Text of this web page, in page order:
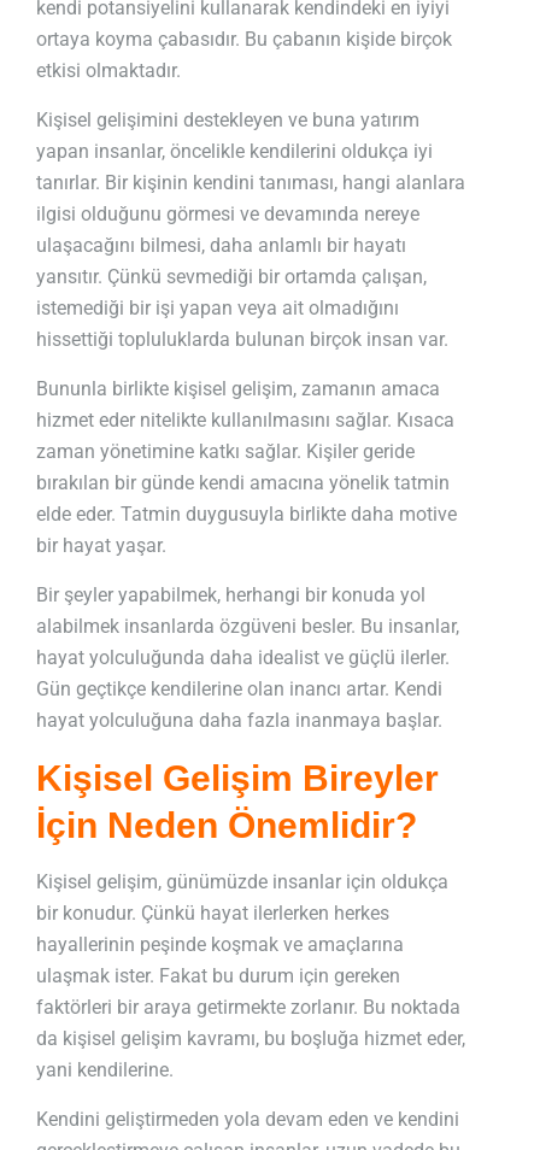
kendi potansiyelini kullanarak kendindeki en iyiyi
ortaya koyma çabasıdır. Bu çabanın kişide birçok
etkisi olmaktadır.
Kişisel gelişimini destekleyen ve buna yatırım
yapan insanlar, öncelikle kendilerini oldukça iyi
tanırlar. Bir kişinin kendini tanıması, hangi alanlara
ilgisi olduğunu görmesi ve devamında nereye
ulaşacağını bilmesi, daha anlamlı bir hayatı
yansıtır. Çünkü sevmediği bir ortamda çalışan,
istemediği bir işi yapan veya ait olmadığını
hissettiği topluluklarda bulunan birçok insan var.
Bununla birlikte kişisel gelişim, zamanın amaca
hizmet eder nitelikte kullanılmasını sağlar. Kısaca
zaman yönetimine katkı sağlar. Kişiler geride
bırakılan bir günde kendi amacına yönelik tatmin
elde eder. Tatmin duygusuyla birlikte daha motive
bir hayat yaşar.
Bir şeyler yapabilmek, herhangi bir konuda yol
alabilmek insanlarda özgüveni besler. Bu insanlar,
hayat yolculuğunda daha idealist ve güçlü ilerler.
Gün geçtikçe kendilerine olan inancı artar. Kendi
hayat yolculuğuna daha fazla inanmaya başlar.
Kişisel Gelişim Bireyler
İçin Neden Önemlidir?
Kişisel gelişim, günümüzde insanlar için oldukça
bir konudur. Çünkü hayat ilerlerken herkes
hayallerinin peşinde koşmak ve amaçlarına
ulaşmak ister. Fakat bu durum için gereken
faktörleri bir araya getirmekte zorlanır. Bu noktada
da kişisel gelişim kavramı, bu boşluğa hizmet eder,
yani kendilerine.
Kendini geliştirmeden yola devam eden ve kendini